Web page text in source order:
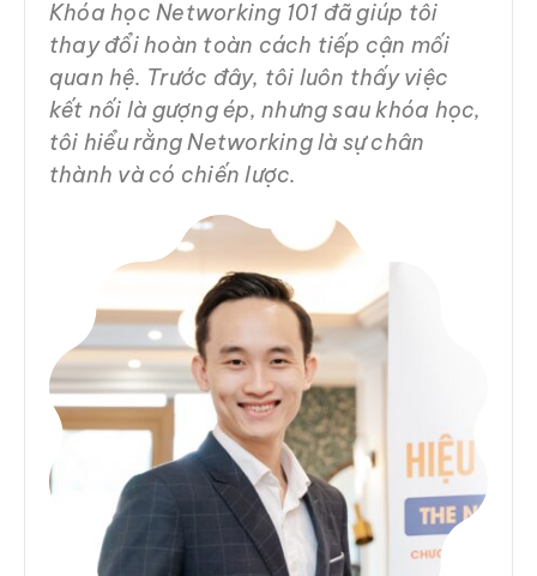
Khóa học Networking 101 đã giúp tôi
thay đổi hoàn toàn cách tiếp cận mối
quan hệ. Trước đây, tôi luôn thấy việc
kết nối là gượng ép, nhưng sau khóa học,
tôi hiểu rằng Networking là sự chân
thành và có chiến lược.